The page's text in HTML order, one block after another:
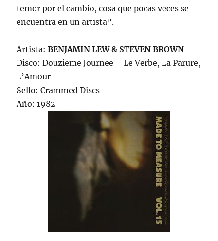
temor por el cambio, cosa que pocas veces se
encuentra en un artista”.
Artista:BENJAMIN LEW & STEVEN BROWN
Disco: Douzieme Journee – Le Verbe, La Parure,
L’Amour
Sello: Crammed Discs
Año: 1982